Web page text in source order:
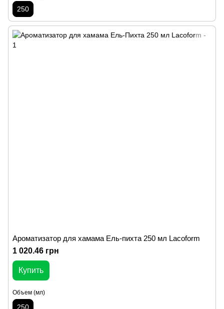
250
Ароматизатор для хамама Ель-пихта 250 мл Lacoform
1 020.46 грн
Купить
Объем (мл)
250